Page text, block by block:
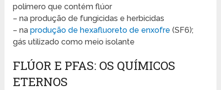
polímero que contém flúor
– na produção de fungicidas e herbicidas
– naprodução de hexafluoreto de enxofre (SF6);
gás utilizado como meio isolante
FLÚOR E PFAS: OS QUÍMICOS
ETERNOS